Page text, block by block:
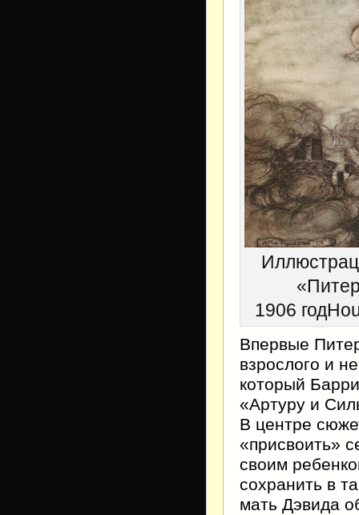
1906
Впервые
взрослого и
который
«Артуру и
В центре
«присвоить»
своим
сохранить в
мать Дэвида